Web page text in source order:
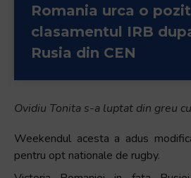
Romania urca o
clasamentul IRB
Rusia din CEN
Ovidiu Tonita s-a luptat din greu
Weekendul acesta a adus
pentru opt nationale de rugby.